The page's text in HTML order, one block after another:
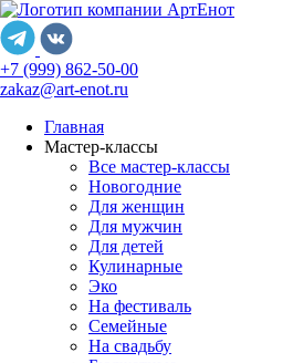
+7 (999) 862-50-00
zakaz@art-enot.ru
Главная
Мастер-классы
Все мастер-классы
Новогодние
Для женщин
Для мужчин
Для детей
Кулинарные
Эко
На фестиваль
Семейные
На свадьбу